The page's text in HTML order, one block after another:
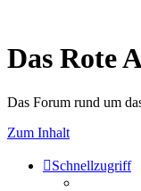
Das Rote
Das Forum rund um
Zum Inhalt
Schnellzugriff